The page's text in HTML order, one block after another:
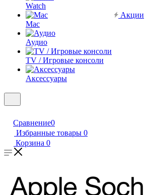
Watch
Mac
Аудио
TV / Игровые консоли
Аксессуары
Акции
Сравнение0
Избранные товары 0
Корзина 0